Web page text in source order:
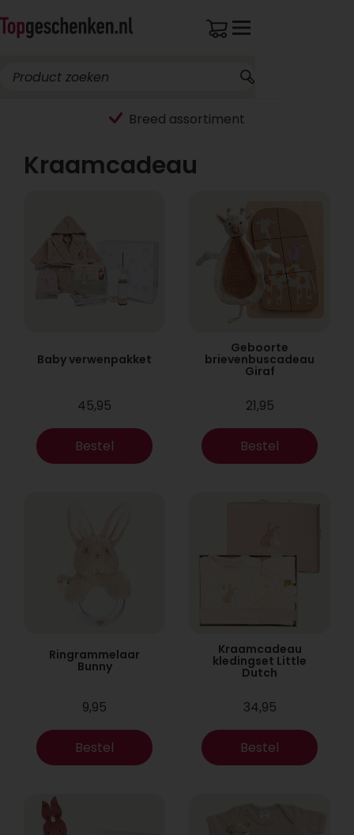
Breed assortiment
Kraamcadeau
Baby verwenpakket
45,95
Bestel
Geboorte
brievenbuscadeau
Giraf
21,95
Bestel
Ringrammelaar
Bunny
9,95
Bestel
Kraamcadeau
kledingset Little
Dutch
34,95
Bestel